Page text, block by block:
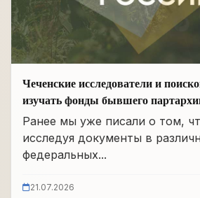
Чеченские исследователи и
изучать фонды бывшего
Ранее мы уже писали о том,
исследуя документы в
федеральных...
21.07.2026